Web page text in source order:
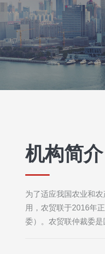
机构简介
为了适应我国农业和
用，农贸联于2016年
委）。农贸联仲裁委是